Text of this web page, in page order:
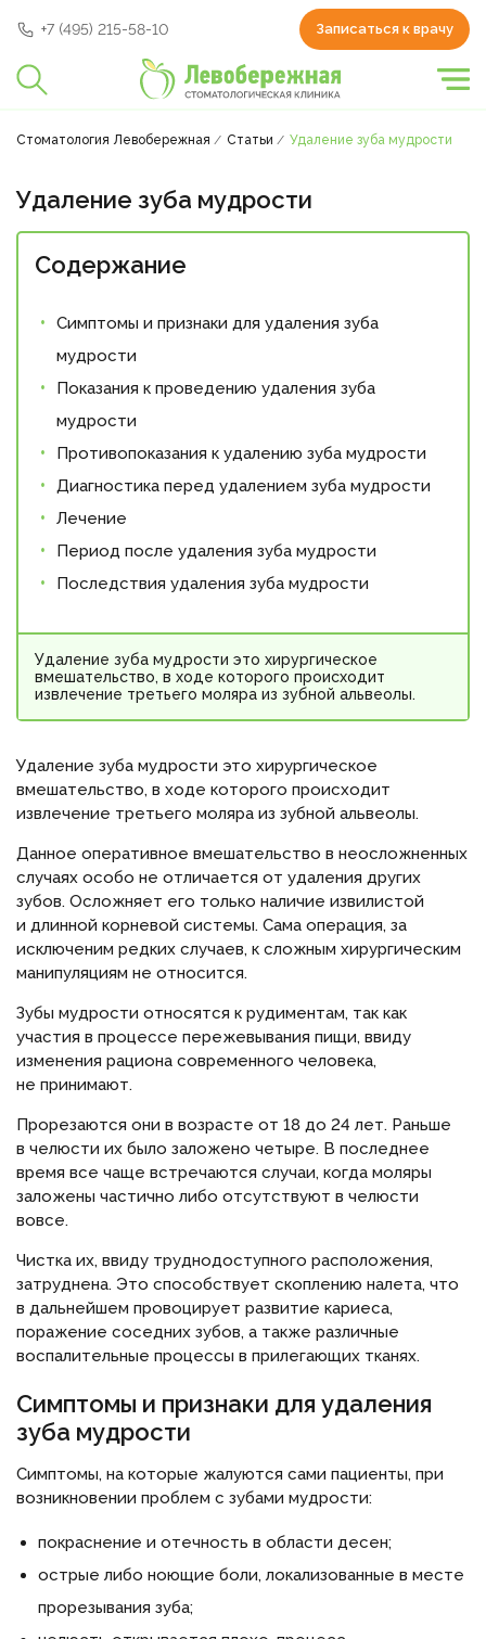
+7 (495) 215-58-10 Записаться к врачу
Стоматология Левобережная Статьи Удаление зуба мудрости
Удаление зуба мудрости
Содержание
Симптомы и признаки для удаления зуба
мудрости
Показания к проведению удаления зуба
мудрости
Противопоказания к удалению зуба мудрости
Диагностика перед удалением зуба мудрости
Лечение
Период после удаления зуба мудрости
Последствия удаления зуба мудрости
Удаление зуба мудрости это хирургическое
вмешательство, в ходе которого происходит
извлечение третьего моляра из зубной альвеолы.
Удаление зуба мудрости это хирургическое
вмешательство, в ходе которого происходит
извлечение третьего моляра из зубной альвеолы.
Данное оперативное вмешательство в неосложненных
случаях особо не отличается от удаления других
зубов. Осложняет его только наличие извилистой
и длинной корневой системы. Сама операция, за
исключеним редких случаев, к сложным хирургическим
манипуляциям не относится.
Зубы мудрости относятся к рудиментам, так как
участия в процессе пережевывания пищи, ввиду
изменения рациона современного человека,
не принимают.
Прорезаются они в возрасте от 18 до 24 лет. Раньше
в челюсти их было заложено четыре. В последнее
время все чаще встречаются случаи, когда моляры
заложены частично либо отсутствуют в челюсти
вовсе.
Чистка их, ввиду труднодоступного расположения,
затруднена. Это способствует скоплению налета, что
в дальнейшем провоцирует развитие кариеса,
поражение соседних зубов, а также различные
воспалительные процессы в прилегающих тканях.
Симптомы и признаки для удаления
зуба мудрости
Симптомы, на которые жалуются сами пациенты, при
возникновении проблем с зубами мудрости:
покраснение и отечность в области десен;
острые либо ноющие боли, локализованные в месте
прорезывания зуба;